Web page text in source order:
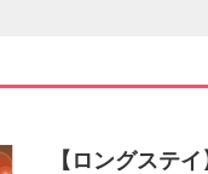
【ロングステ